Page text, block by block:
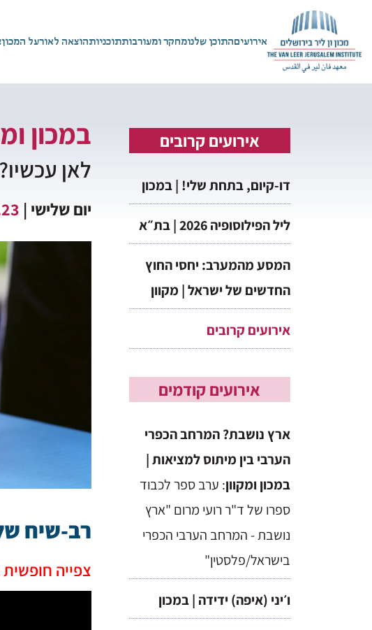
אירועיםהתוכן שלנומחקר ומעורבותתוכניותהוצאה לאורעל המכון
אירועים קרובים
דו-קיום, בתחת שלי! | במכון
ליל הפילוסופיה 2026 | בת״א
המסע מהמערב: יחסי החוץ
החדשים של ישראל | מקוון
אירועים קרובים
אירועים קודמים
ארץ נושבת? המרחב הכפרי
הערבי בין מיתוס למציאות |
במכון ומקוון: ערב ספר לכבוד
ספרו של ד"ר רועי מרום "ארץ
נושבת - המרחב הערבי הכפרי
בישראל/פלסטין"
ו׳יני (איפה) ידידה | במכון
במכון
לאן
יום שלישי |
רב-שיח
צפייה